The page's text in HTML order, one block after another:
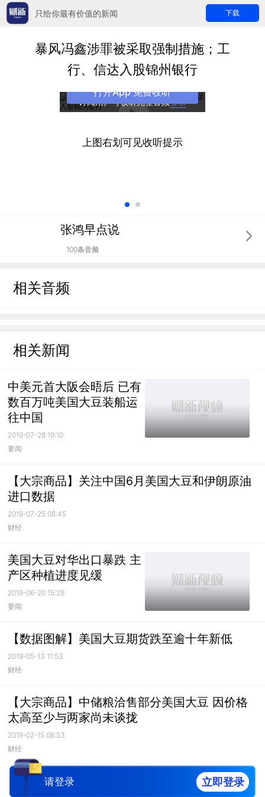
只给你最有价值的新闻 下载
暴风冯鑫涉罪被采取强制措施；工
行、信达入股锦州银行
订阅用户可收听完整音频登录
打开App 免费收听
上图右划可见收听提示
张鸿早点说
100条音频
相关音频
相关新闻
中美元首大阪会晤后 已有
数百万吨美国大豆装船运
往中国
2019-07-28 19:10
要闻
【大宗商品】关注中国6月美国大豆和伊朗原油
进口数据
2019-07-25 08:45
财经
美国大豆对华出口暴跌 主
产区种植进度见缓
2019-06-20 15:29
要闻
【数据图解】美国大豆期货跌至逾十年新低
2019-05-13 11:53
财经
【大宗商品】中储粮洽售部分美国大豆 因价格
太高至少与两家尚未谈拢
2019-02-15 08:53
财经
请登录 立即登录